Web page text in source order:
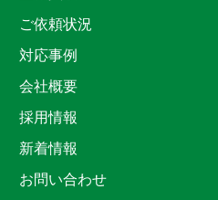
ご依頼状況
対応事例
会社概要
採用情報
新着情報
お問い合わせ